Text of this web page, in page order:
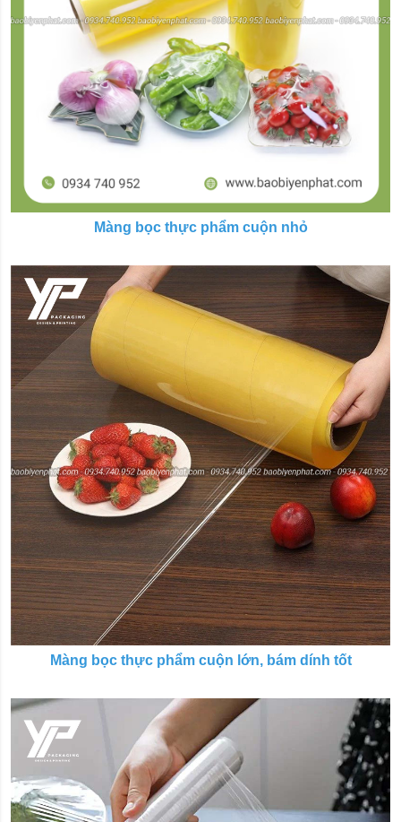
Màng bọc thực phẩm cuộn nhỏ
Màng bọc thực phẩm cuộn lớn, bám dính tốt